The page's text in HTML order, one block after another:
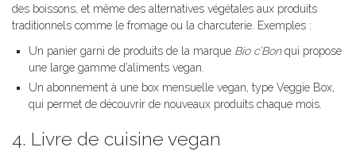
des boissons, et même des alternatives végétales aux produits
traditionnels comme le fromage ou la charcuterie. Exemples :
Un panier garni de produits de la marque Bio c’Bonqui propose
une large gamme d’aliments vegan.
Un abonnement à une box mensuelle vegan, type Veggie Box,
qui permet de découvrir de nouveaux produits chaque mois.
4. Livre de cuisine vegan